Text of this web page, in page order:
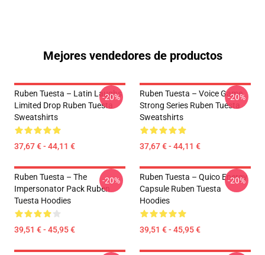
Mejores vendedores de productos
Ruben Tuesta – Latin Laughs
Limited Drop Ruben Tuesta
Sweatshirts
37,67 € - 44,11 €
-20%
Ruben Tuesta – Voice Game
Strong Series Ruben Tuesta
Sweatshirts
37,67 € - 44,11 €
-20%
Ruben Tuesta – The
Impersonator Pack Ruben
Tuesta Hoodies
39,51 € - 45,95 €
-20%
Ruben Tuesta – Quico Energy
Capsule Ruben Tuesta
Hoodies
39,51 € - 45,95 €
-20%